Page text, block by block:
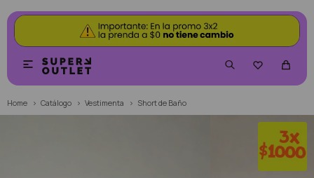


Home Catálogo Vestimenta Short de Baño